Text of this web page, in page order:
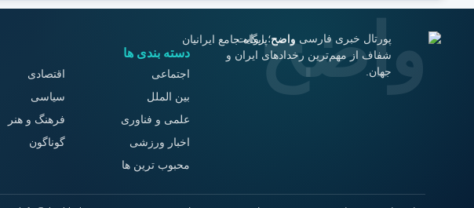
پورتال خبری فارسی واضح؛ روایت
شفاف از مهم‌ترین رخدادهای ایران و
جهان.
دسته بندی ها
اجتماعی
اقتصادی
بین الملل
سیاسی
علمی و فناوری
فرهنگ و هنر
اخبار ورزشی
گوناگون
محبوب ترین ها